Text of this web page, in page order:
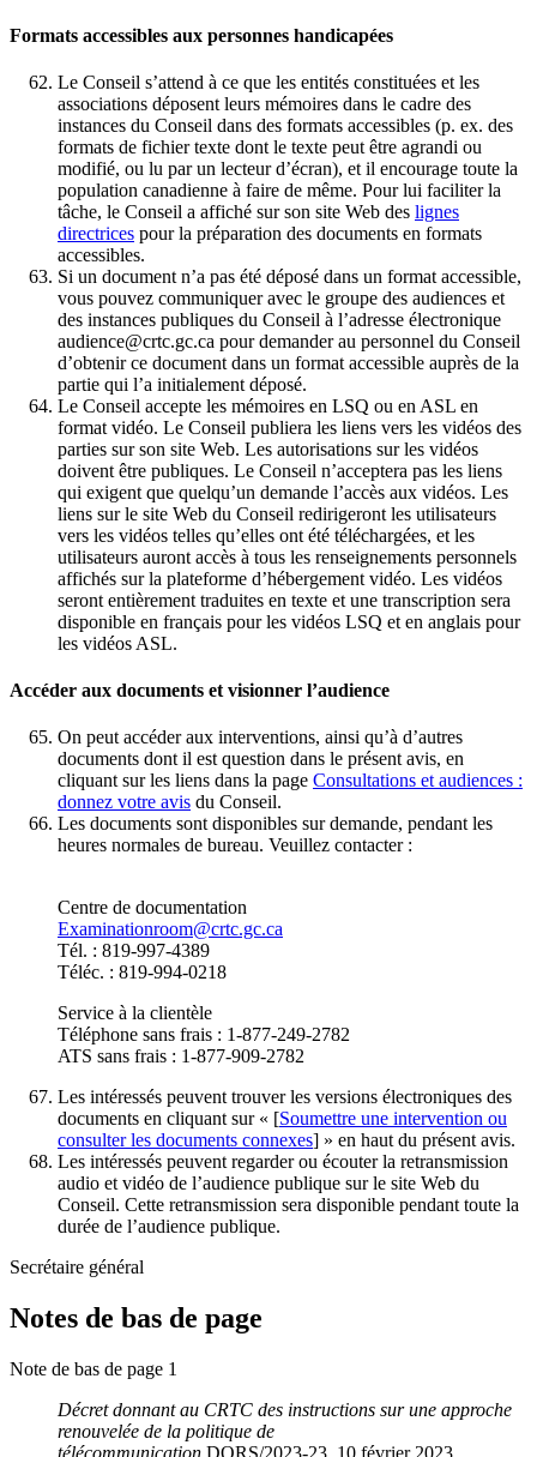
Formats accessibles aux personnes handicapées
Le Conseil s’attend à ce que les entités constituées et les
associations déposent leurs mémoires dans le cadre des
instances du Conseil dans des formats accessibles (p. ex. des
formats de fichier texte dont le texte peut être agrandi ou
modifié, ou lu par un lecteur d’écran), et il encourage toute la
population canadienne à faire de même. Pour lui faciliter la
tâche, le Conseil a affiché sur son site Web des lignes
directrices pour la préparation des documents en formats
accessibles.
Si un document n’a pas été déposé dans un format accessible,
vous pouvez communiquer avec le groupe des audiences et
des instances publiques du Conseil à l’adresse électronique
audience@crtc.gc.ca pour demander au personnel du Conseil
d’obtenir ce document dans un format accessible auprès de la
partie qui l’a initialement déposé.
Le Conseil accepte les mémoires en LSQ ou en ASL en
format vidéo. Le Conseil publiera les liens vers les vidéos des
parties sur son site Web. Les autorisations sur les vidéos
doivent être publiques. Le Conseil n’acceptera pas les liens
qui exigent que quelqu’un demande l’accès aux vidéos. Les
liens sur le site Web du Conseil redirigeront les utilisateurs
vers les vidéos telles qu’elles ont été téléchargées, et les
utilisateurs auront accès à tous les renseignements personnels
affichés sur la plateforme d’hébergement vidéo. Les vidéos
seront entièrement traduites en texte et une transcription sera
disponible en français pour les vidéos LSQ et en anglais pour
les vidéos ASL.
Accéder aux documents et visionner l’audience
On peut accéder aux interventions, ainsi qu’à d’autres
documents dont il est question dans le présent avis, en
cliquant sur les liens dans la page Consultations et audiences :
donnez votre avis du Conseil.
Les documents sont disponibles sur demande, pendant les
heures normales de bureau. Veuillez contacter :
Centre de documentation
Examinationroom@crtc.gc.ca
Tél. : 819-997-4389
Téléc. : 819-994-0218
Service à la clientèle
Téléphone sans frais : 1-877-249-2782
ATS sans frais : 1-877-909-2782
Les intéressés peuvent trouver les versions électroniques des
documents en cliquant sur « [Soumettre une intervention ou
consulter les documents connexes] » en haut du présent avis.
Les intéressés peuvent regarder ou écouter la retransmission
audio et vidéo de l’audience publique sur le site Web du
Conseil. Cette retransmission sera disponible pendant toute la
durée de l’audience publique.
Secrétaire général
Notes de bas de page
Note de bas de page 1
Décret donnant au CRTC des instructions sur une approche
renouvelée de la politique de